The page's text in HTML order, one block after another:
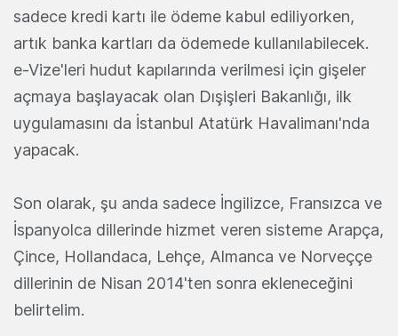
sadece kredi kartı ile ödeme kabul ediliyorken,
artık banka kartları da ödemede kullanılabilecek.
e-Vize'leri hudut kapılarında verilmesi için gişeler
açmaya başlayacak olan Dışişleri Bakanlığı, ilk
uygulamasını da İstanbul Atatürk Havalimanı'nda
yapacak.
Son olarak, şu anda sadece İngilizce, Fransızca ve
İspanyolca dillerinde hizmet veren sisteme Arapça,
Çince, Hollandaca, Lehçe, Almanca ve Norveççe
dillerinin de Nisan 2014'ten sonra ekleneceğini
belirtelim.